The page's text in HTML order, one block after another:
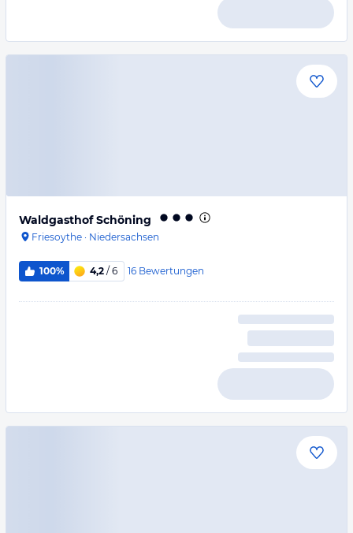
Waldgasthof Schöning
Friesoythe · Niedersachsen
100% 4,2 / 6 16 Bewertungen